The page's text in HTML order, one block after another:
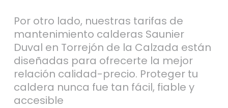
Por otro lado, nuestras tarifas de
mantenimiento calderas Saunier
Duval en Torrejón de la Calzada están
diseñadas para ofrecerte la mejor
relación calidad-precio. Proteger tu
caldera nunca fue tan fácil, fiable y
accesible